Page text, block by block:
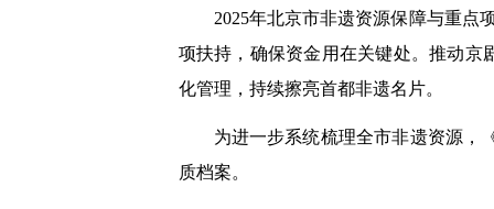
2025年北京市非遗资源保障与重点
项扶持，确保资金用在关键处。推动京
化管理，持续擦亮首都非遗名片。
为进一步系统梳理全市非遗资源，
质档案。